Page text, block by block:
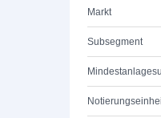
Markt
Subsegment